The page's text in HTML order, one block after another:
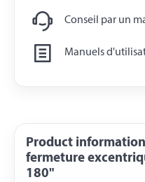
Conseil par un
Manuels
Product
fermeture
180"